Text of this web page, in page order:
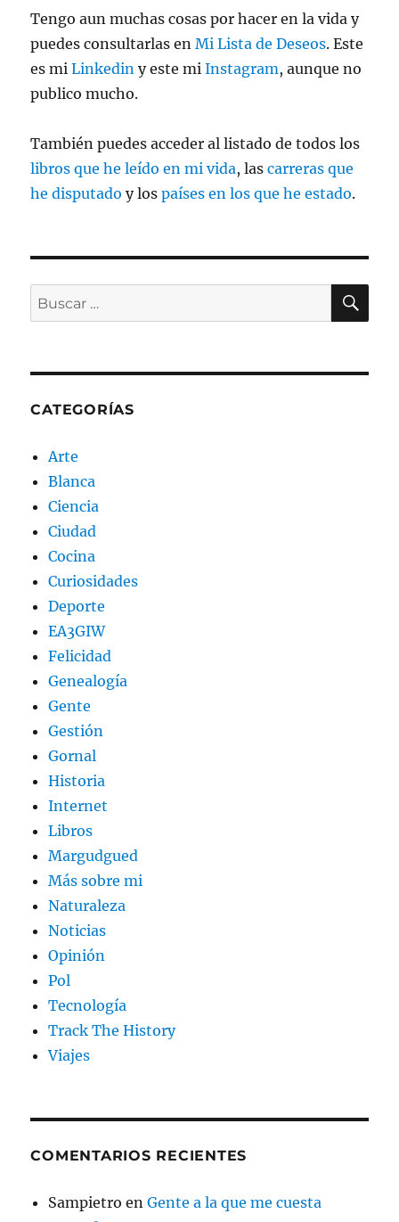
Tengo aun muchas cosas por hacer en la vida y
puedes consultarlas enMi Lista de Deseos. Este
es miLinkedin y este miInstagram, aunque no
publico mucho.
También puedes acceder al listado de todos los
libros que he leído en mi vida, lascarreras que
he disputado y lospaíses en los que he estado.
Buscar
por:
CATEGORÍAS
Arte
Blanca
Ciencia
Ciudad
Cocina
Curiosidades
Deporte
EA3GIW
Felicidad
Genealogía
Gente
Gestión
Gornal
Historia
Internet
Libros
Margudgued
Más sobre mi
Naturaleza
Noticias
Opinión
Pol
Tecnología
Track The History
Viajes
COMENTARIOS RECIENTES
Sampietro enGente a la que me cuesta